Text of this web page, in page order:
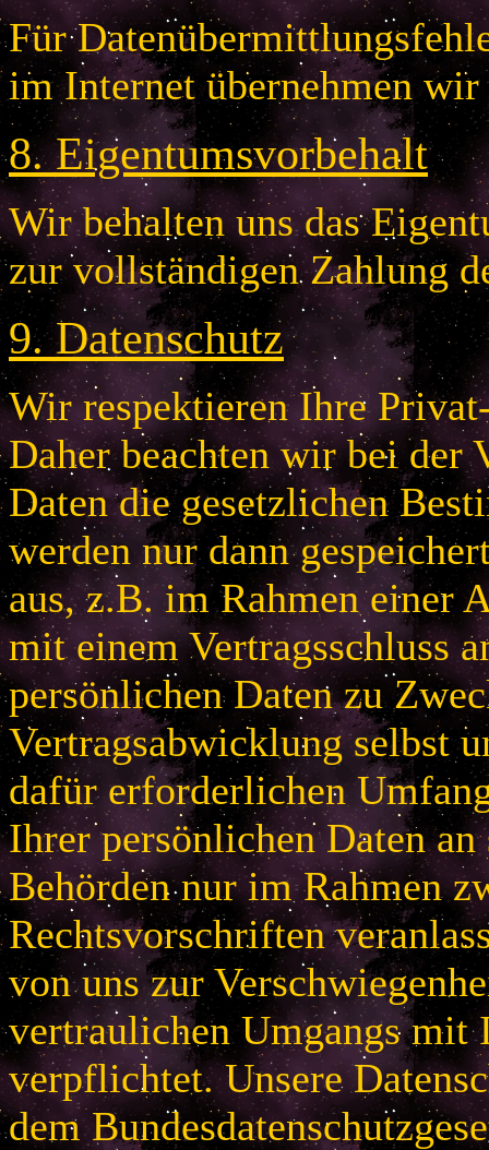
Für
im Internet übernehmen
8.Eigentumsvorbehalt
Wir behalten uns das
zur vollständigen Zahlung
9.Datenschutz
Wir respektieren Ihre
Daher beachten wir bei der
Daten die gesetzlichen
werden nur dann
aus, z.B. im Rahmen einer
mit einem Vertragsschluss
persönlichen Daten zu
Vertragsabwicklung selbst
dafür erforderlichen
Ihrer persönlichen Daten
Behörden nur im Rahmen
Rechtsvorschriften
von uns zur
vertraulichen Umgangs mit
verpflichtet. Unsere
dem